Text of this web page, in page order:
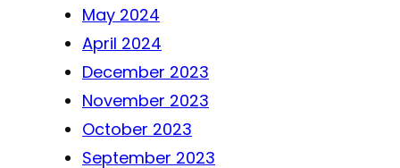
May 2024
April 2024
December 2023
November 2023
October 2023
September 2023